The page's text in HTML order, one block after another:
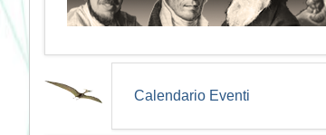
Calendario Eventi